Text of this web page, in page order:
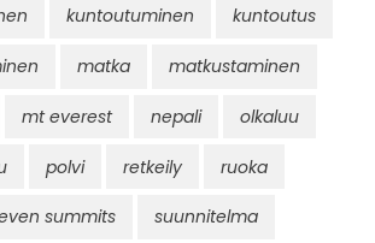
kuntoutuminen kuntoutus
matka matkustaminen
mt everest nepali olkaluu
polvi retkeily ruoka
summits suunnitelma